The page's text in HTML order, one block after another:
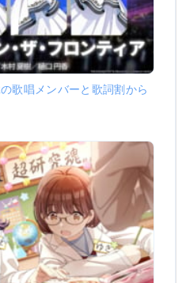
歌唱メンバーと歌詞割から